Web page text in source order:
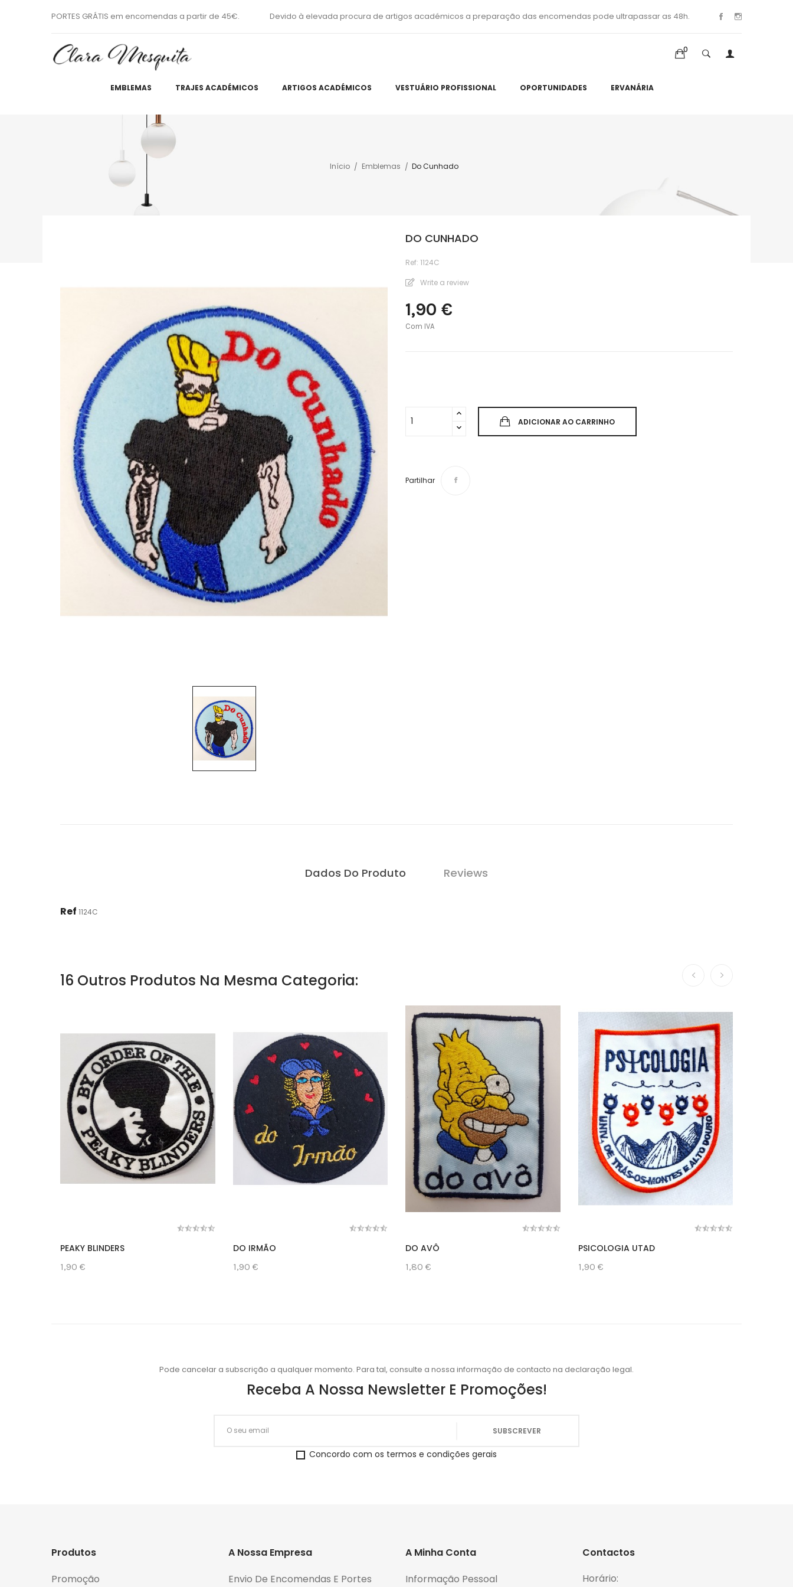
PORTES GRÁTIS em encomendas a partir de 45€. Devido à elevada procura de artigos académicos a preparação das encomendas pode ultrapassar as 48h.
0
EMBLEMAS TRAJES ACADÉMICOS ARTIGOS ACADÉMICOS VESTUÁRIO PROFISSIONAL OPORTUNIDADES ERVANÁRIA
Início Emblemas Do Cunhado
DO CUNHADO
Ref: 1124C
Write a review
1,90 €
Com IVA
ADICIONAR AO CARRINHO
Partilhar
Dados Do Produto Reviews
Ref 1124C
16 Outros Produtos Na Mesma Categoria:
PEAKY BLINDERS
1,90 €
DO IRMÃO
1,90 €
DO AVÔ
1,80 €
PSICOLOGIA UTAD
1,90 €
Pode cancelar a subscrição a qualquer momento. Para tal, consulte a nossa informação de contacto na declaração legal.
Receba A Nossa Newsletter E Promoções!
Concordo com os termos e condições gerais
Produtos
Promoção
A Nossa Empresa
Envio De Encomendas E Portes
A Minha Conta
Informação Pessoal
Contactos
Horário: